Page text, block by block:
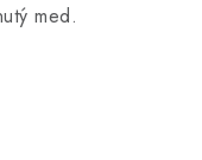
med.